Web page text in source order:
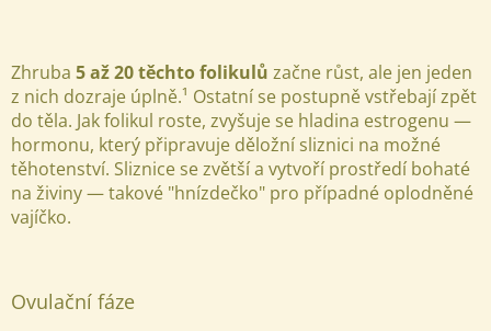
Zhruba 5 až 20 těchto folikulů začne růst, ale jen jeden
z nich dozraje úplně.¹ Ostatní se postupně vstřebají zpět
do těla. Jak folikul roste, zvyšuje se hladina estrogenu —
hormonu, který připravuje děložní sliznici na možné
těhotenství. Sliznice se zvětší a vytvoří prostředí bohaté
na živiny — takové "hnízdečko" pro případné oplodněné
vajíčko.
Ovulační fáze